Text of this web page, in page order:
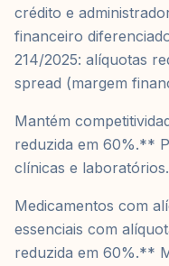
crédito e
financeiro
214/2025: alíquotas
spread (margem
Mantém
reduzida em 60%.**
clínicas e laboratórios.
Medicamentos com
essenciais com
reduzida em 60%.**